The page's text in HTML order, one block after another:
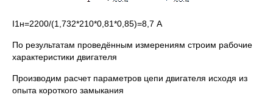
I1н=2200/(1,732*210*0,81*0,85)=8,7 А
По результатам проведённым измерениям строим рабочие
характеристики двигателя
Производим расчет параметров цепи двигателя исходя из
опыта короткого замыкания